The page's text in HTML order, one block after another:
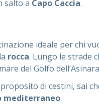
salto a Capo Caccia.
ideale per chi
rocca. Lungo le strade
del Golfo
di cestini, sai
mediterraneo.